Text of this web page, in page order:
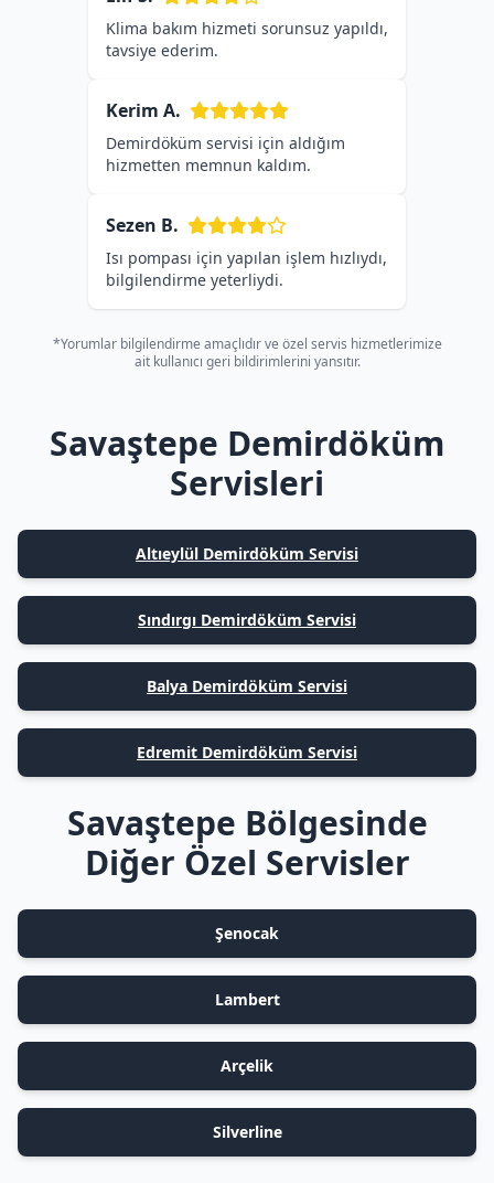
Klima bakım hizmeti sorunsuz yapıldı,
tavsiye ederim.
Kerim A.
Demirdöküm servisi için aldığım
hizmetten memnun kaldım.
Sezen B.
Isı pompası için yapılan işlem hızlıydı,
bilgilendirme yeterliydi.
*Yorumlar bilgilendirme amaçlıdır ve özel servis hizmetlerimize
ait kullanıcı geri bildirimlerini yansıtır.
Savaştepe Demirdöküm
Servisleri
Altıeylül Demirdöküm Servisi
Sındırgı Demirdöküm Servisi
Balya Demirdöküm Servisi
Edremit Demirdöküm Servisi
Savaştepe Bölgesinde
Diğer Özel Servisler
Şenocak
Lambert
Arçelik
Silverline